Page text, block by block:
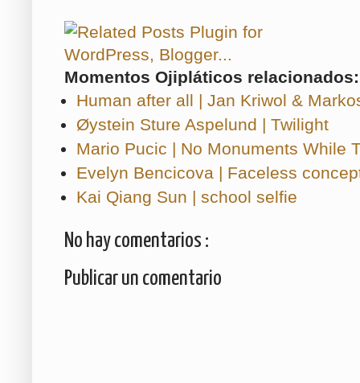
Momentos Ojipláticos relacionados:
Human after all | Jan Kriwol &
Øystein Sture Aspelund | Twilight
Mario Pucic | No Monuments While
Evelyn Bencicova | Faceless
Kai Qiang Sun | school selfie
No hay comentarios :
Publicar un comentario